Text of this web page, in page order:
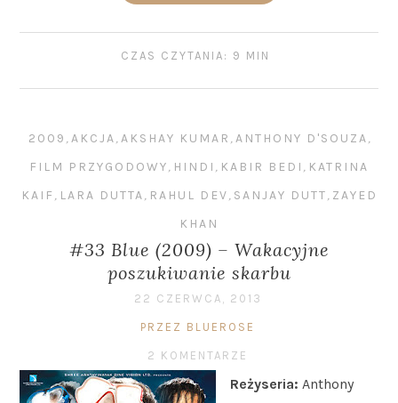
CZAS CZYTANIA: 9 MIN
2009 ,AKCJA,AKSHAY KUMAR ,ANTHONY D'SOUZA,
FILM PRZYGODOWY, HINDI , KABIR BEDI , KATRINA
KAIF , LARA DUTTA, RAHUL DEV, SANJAY DUTT, ZAYED
KHAN
#33 Blue (2009) – Wakacyjne
poszukiwanie skarbu
22 CZERWCA, 2013
PRZEZ BLUEROSE
2 KOMENTARZE
Reżyseria: Anthony